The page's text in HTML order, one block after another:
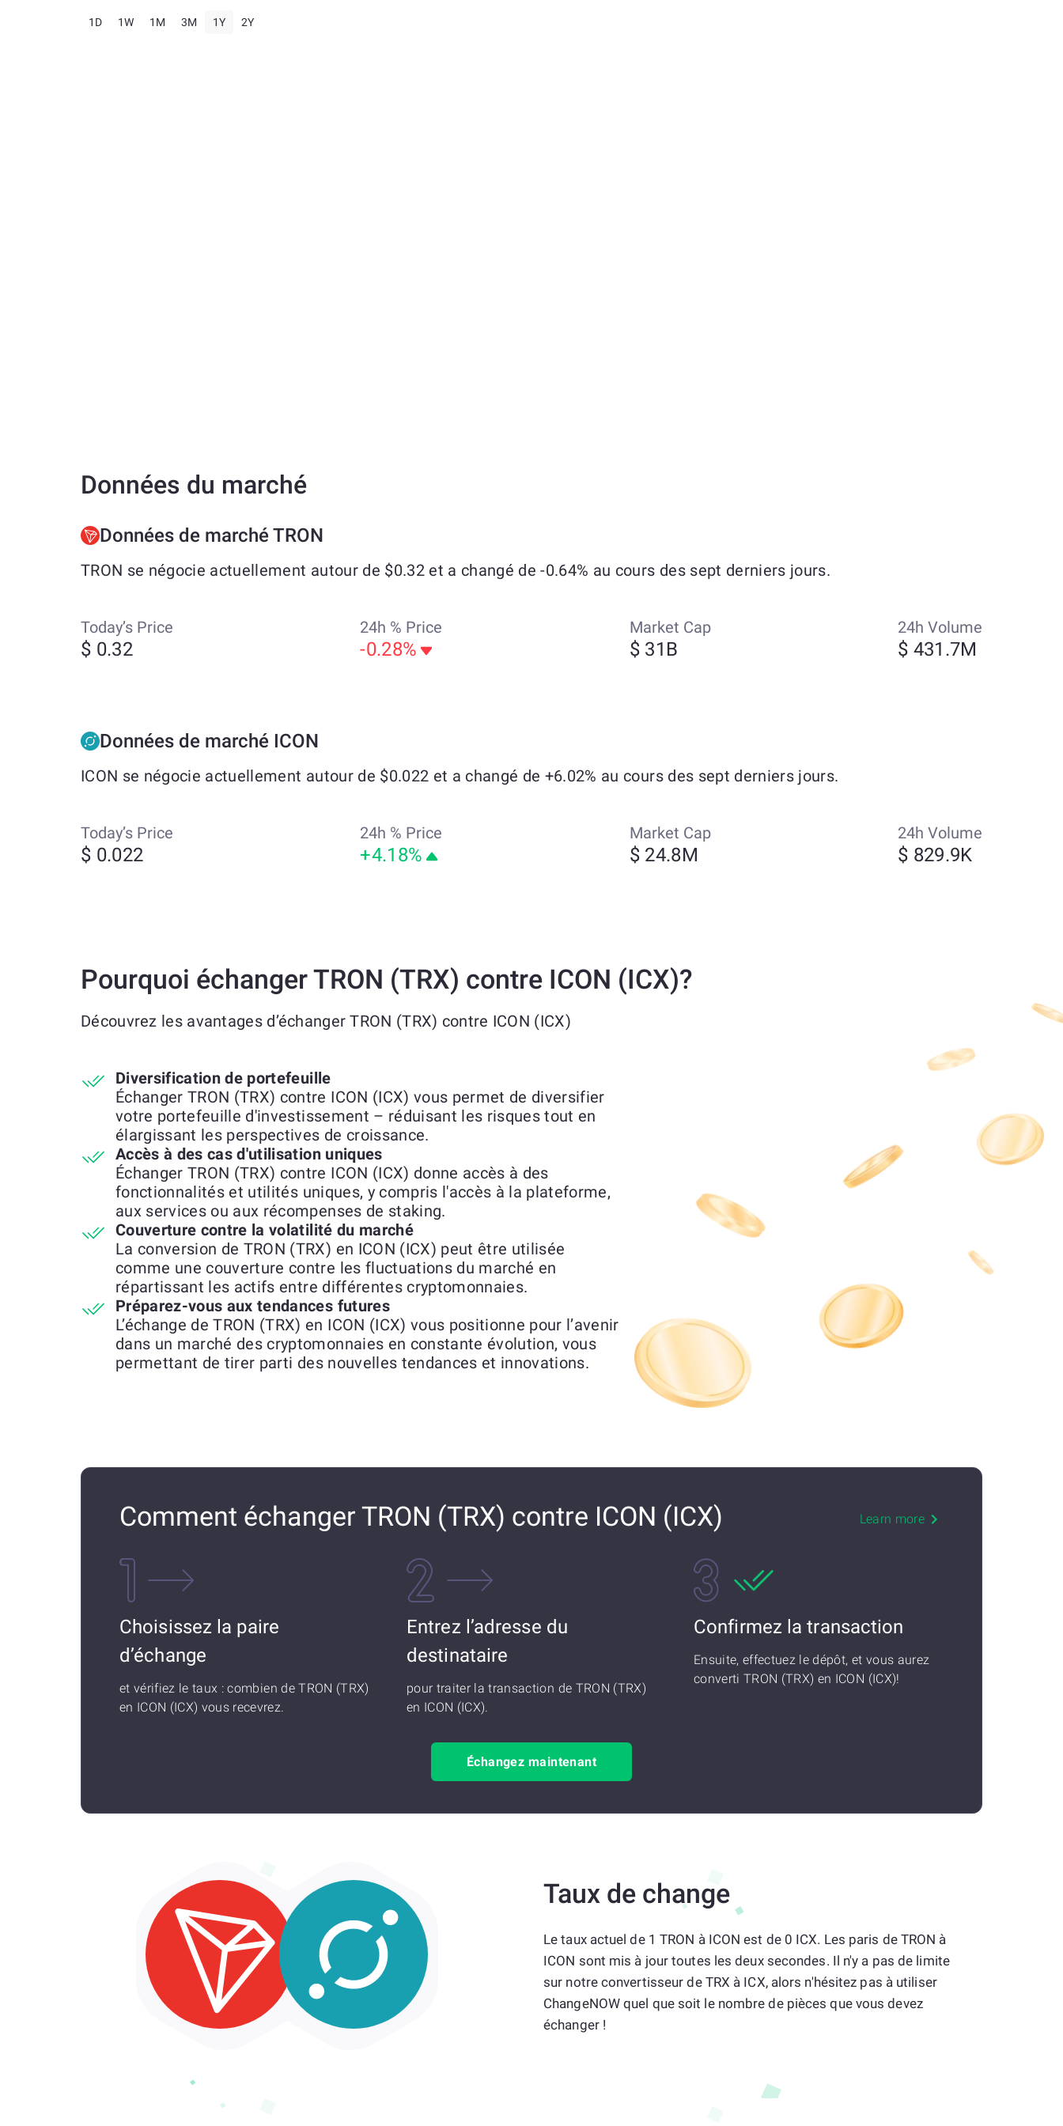
1D 1W 1M 3M 1Y 2Y
Données du marché
Données de marché TRON
TRON se négocie actuellement autour de $0.32 et a changé de -0.64% au cours des sept derniers jours.
Today’s Price
$ 0.32
24h % Price
-0.28%
Market Cap
$ 31B
24h Volume
$ 431.7M
Données de marché ICON
ICON se négocie actuellement autour de $0.022 et a changé de +6.02% au cours des sept derniers jours.
Today’s Price
$ 0.022
24h % Price
+4.18%
Market Cap
$ 24.8M
24h Volume
$ 829.9K
Pourquoi échanger TRON (TRX) contre ICON (ICX)?
Découvrez les avantages d’échanger TRON (TRX) contre ICON (ICX)
Diversification de portefeuille
Échanger TRON (TRX) contre ICON (ICX) vous permet de diversifier
votre portefeuille d'investissement – réduisant les risques tout en
élargissant les perspectives de croissance.
Accès à des cas d'utilisation uniques
Échanger TRON (TRX) contre ICON (ICX) donne accès à des
fonctionnalités et utilités uniques, y compris l'accès à la plateforme,
aux services ou aux récompenses de staking.
Couverture contre la volatilité du marché
La conversion de TRON (TRX) en ICON (ICX) peut être utilisée
comme une couverture contre les fluctuations du marché en
répartissant les actifs entre différentes cryptomonnaies.
Préparez-vous aux tendances futures
L’échange de TRON (TRX) en ICON (ICX) vous positionne pour l’avenir
dans un marché des cryptomonnaies en constante évolution, vous
permettant de tirer parti des nouvelles tendances et innovations.
Comment échanger TRON (TRX) contre ICON (ICX) Learn more
Choisissez la paire
d’échange
et vérifiez le taux : combien de TRON (TRX)
en ICON (ICX) vous recevrez.
Entrez l’adresse du
destinataire
pour traiter la transaction de TRON (TRX)
en ICON (ICX).
Confirmez la transaction
Ensuite, effectuez le dépôt, et vous aurez
converti TRON (TRX) en ICON (ICX)!
Échangez maintenant
Taux de change
Le taux actuel de 1 TRON à ICON est de 0 ICX. Les paris de TRON à
ICON sont mis à jour toutes les deux secondes. Il n'y a pas de limite
sur notre convertisseur de TRX à ICX, alors n'hésitez pas à utiliser
ChangeNOW quel que soit le nombre de pièces que vous devez
échanger !